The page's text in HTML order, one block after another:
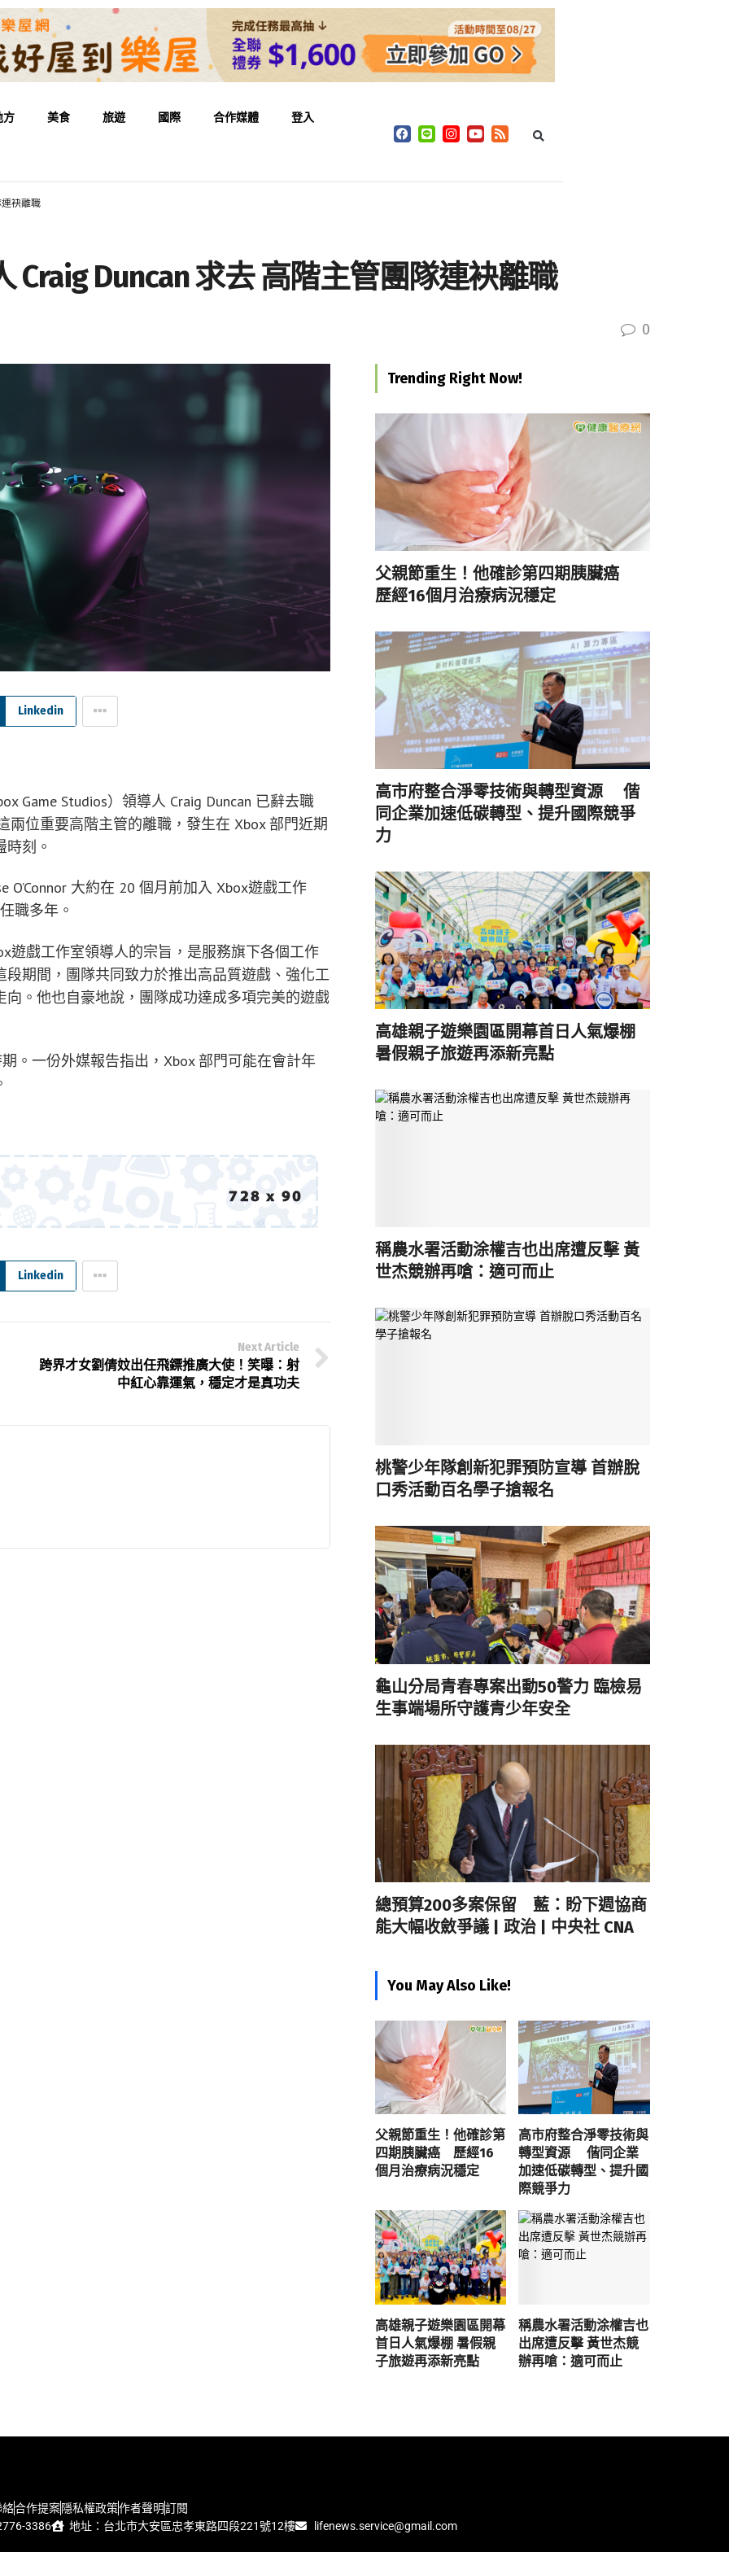
方 美食 旅遊 國際 合作媒體 登入
袂離職
Craig Duncan 求去 高階主管團隊連袂離職
0
Linkedin
Game Studios）領導人 Craig Duncan 已辭去職
兩位重要高階主管的離職，發生在 Xbox 部門近期
刻。
O’Connor 大約在 20 個月前加入 Xbox遊戲工作
職多年。
遊戲工作室領導人的宗旨，是服務旗下各個工作
期間，團隊共同致力於推出高品質遊戲、強化工
。他也自豪地說，團隊成功達成多項完美的遊戲
。一份外媒報告指出，Xbox 部門可能在會計年
Linkedin
Next Article
跨界才女劉倩妏出任飛鏢推廣大使！笑曝：射
中紅心靠運氣，穩定才是真功夫
Trending Right Now!
父親節重生！他確診第四期胰臟癌
歷經16個月治療病況穩定
高市府整合淨零技術與轉型資源 偕
同企業加速低碳轉型、提升國際競爭
力
高雄親子遊樂園區開幕首日人氣爆棚
暑假親子旅遊再添新亮點
稱農水署活動涂權吉也出席遭反擊 黃
世杰競辦再嗆：適可而止
桃警少年隊創新犯罪預防宣導 首辦脫
口秀活動百名學子搶報名
龜山分局青春專案出動50警力 臨檢易
生事端場所守護青少年安全
總預算200多案保留 藍：盼下週協商
能大幅收斂爭議 | 政治 | 中央社 CNA
You May Also Like!
父親節重生！他確診第
四期胰臟癌 歷經16
個月治療病況穩定
高市府整合淨零技術與
轉型資源 偕同企業
加速低碳轉型、提升國
際競爭力
高雄親子遊樂園區開幕
首日人氣爆棚 暑假親
子旅遊再添新亮點
稱農水署活動涂權吉也
出席遭反擊 黃世杰競
辦再嗆：適可而止
絡合作提案隱私權政策作者聲明訂閱
3386
地址：台北市大安區忠孝東路四段221號12樓 lifenews.service@gmail.com